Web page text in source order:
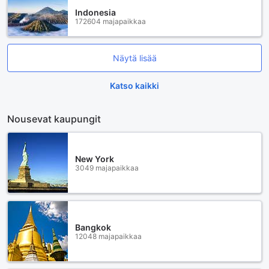
Indonesia
172604 majapaikkaa
Näytä lisää
Katso kaikki
Nousevat kaupungit
New York
3049 majapaikkaa
Bangkok
12048 majapaikkaa